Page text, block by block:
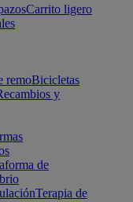
Carrito ligero
remoBicicletas
y
de
Terapia de